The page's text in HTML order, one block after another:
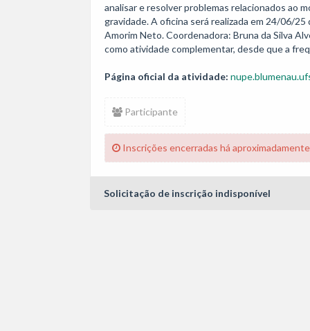
analisar e resolver problemas relacionados ao
gravidade. A oficina será realizada em 24/06/
Amorim Neto. Coordenadora: Bruna da Silva
Página oficial da atividade:
Participante
Inscrições encerradas há
Solicitação de inscrição indisponível